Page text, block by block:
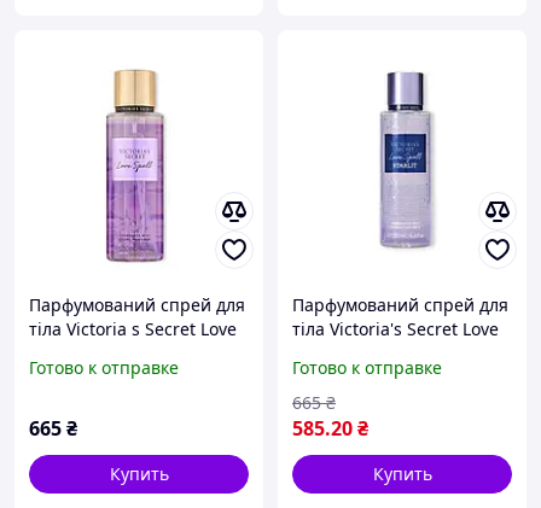
Парфумований спрей для
тіла Victoria s Secret Love
Готово к отправке
665₴
Купить
Парфумований спрей для
тіла Victoria's Secret Love
Готово к отправке
585.20₴
665 ₴
Купить